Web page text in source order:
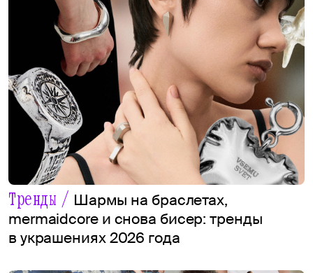
Тренды / Шармы на браслетах,
mermaidcore и снова бисер: тренды
в украшениях 2026 года